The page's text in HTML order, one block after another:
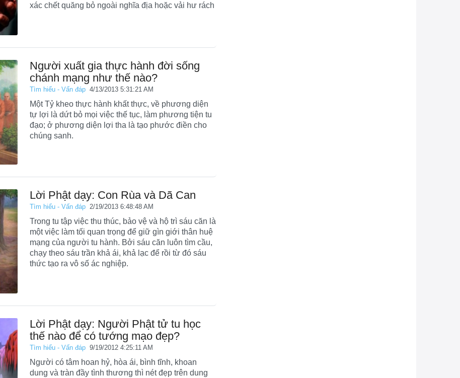
xác chết quăng bỏ ngoài nghĩa địa hoặc vải hư rách
Người xuất gia thực hành đời sống
chánh mạng như thế nào?
Tìm hiểu - Vấn đáp 4/13/2013 5:31:21 AM
Một Tỷ kheo thực hành khất thực, về phương diện
tự lợi là dứt bỏ mọi việc thế tục, làm phương tiện tu
đạo; ở phương diện lợi tha là tạo phước điền cho
chúng sanh.
Lời Phật dạy: Con Rùa và Dã Can
Tìm hiểu - Vấn đáp 2/19/2013 6:48:48 AM
Trong tu tập việc thu thúc, bảo vệ và hộ trì sáu căn là
một việc làm tối quan trọng để giữ gìn giới thân huệ
mạng của người tu hành. Bởi sáu căn luôn tìm cầu,
chạy theo sáu trần khả ái, khả lạc để rồi từ đó sáu
thức tạo ra vô số ác nghiệp.
Lời Phật dạy: Người Phật tử tu học
thế nào để có tướng mạo đẹp?
Tìm hiểu - Vấn đáp 9/19/2012 4:25:11 AM
Người có tâm hoan hỷ, hòa ái, bình tĩnh, khoan
dung và tràn đầy tình thương thì nét đẹp trên dung